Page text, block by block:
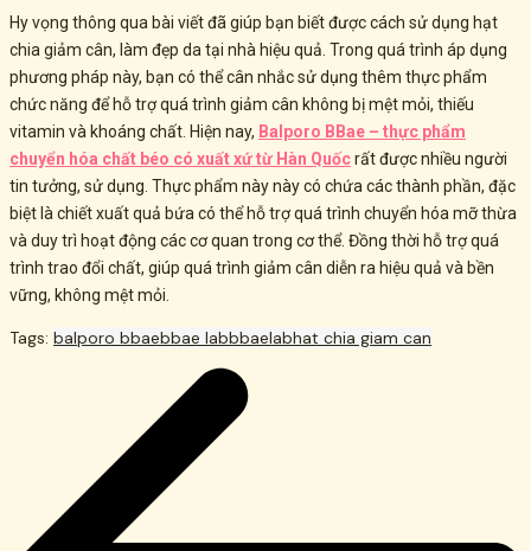
Hy vọng thông qua bài viết đã giúp bạn biết được cách sử dụng hạt
chia giảm cân, làm đẹp da tại nhà hiệu quả. Trong quá trình áp dụng
phương pháp này, bạn có thể cân nhắc sử dụng thêm thực phẩm
chức năng để hỗ trợ quá trình giảm cân không bị mệt mỏi, thiếu
vitamin và khoáng chất. Hiện nay, Balporo BBae – thực phẩm
chuyển hóa chất béo có xuất xứ từ Hàn Quốcrất được nhiều người
tin tưởng, sử dụng. Thực phẩm này này có chứa các thành phần, đặc
biệt là chiết xuất quả bứa có thể hỗ trợ quá trình chuyển hóa mỡ thừa
và duy trì hoạt động các cơ quan trong cơ thể. Đồng thời hỗ trợ quá
trình trao đổi chất, giúp quá trình giảm cân diễn ra hiệu quả và bền
vững, không mệt mỏi.
Tags: balporo bbaebbae labbbaelabhat chia giam can